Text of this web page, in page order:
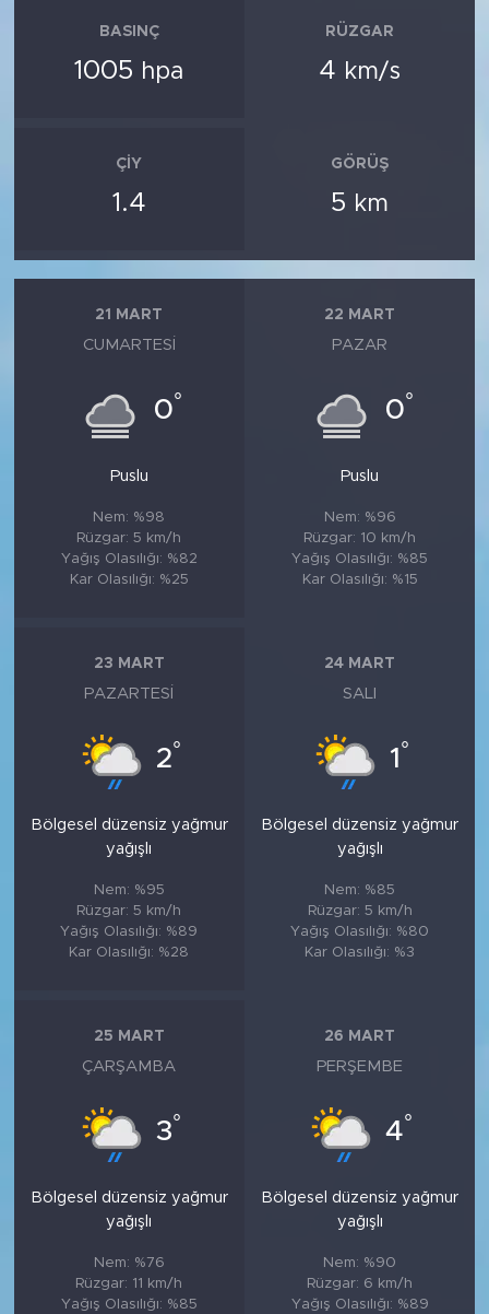
BASINÇ
1005 hpa
RÜZGAR
4 km/s
ÇIY
1.4
GÖRÜŞ
5 km
21 MART
CUMARTESI
0°
Puslu
Nem: %98
Rüzgar: 5 km/h
Yağış Olasılığı: %82
Kar Olasılığı: %25
22 MART
PAZAR
0°
Puslu
Nem: %96
Rüzgar: 10 km/h
Yağış Olasılığı: %85
Kar Olasılığı: %15
23 MART
PAZARTESI
2°
Bölgesel düzensiz yağmur
yağışlı
Nem: %95
Rüzgar: 5 km/h
Yağış Olasılığı: %89
Kar Olasılığı: %28
24 MART
SALI
1 °
Bölgesel düzensiz yağmur
yağışlı
Nem: %85
Rüzgar: 5 km/h
Yağış Olasılığı: %80
Kar Olasılığı: %3
25 MART
ÇARŞAMBA
3°
Bölgesel düzensiz yağmur
yağışlı
Nem: %76
Rüzgar: 11 km/h
Yağış Olasılığı: %85
26 MART
PERŞEMBE
4°
Bölgesel düzensiz yağmur
yağışlı
Nem: %90
Rüzgar: 6 km/h
Yağış Olasılığı: %89